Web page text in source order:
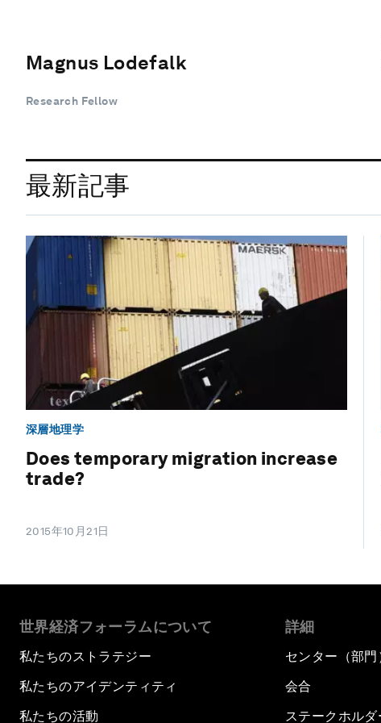
Magnus Lodefalk
Research Fellow
最新記事
深層地理学
Does temporary migration increase
trade?
2015年10月21日
世界経済フォーラムについて
私たちのストラテジー
私たちのアイデンティティ
私たちの活動
詳細
センター（部門
会合
ステークホル